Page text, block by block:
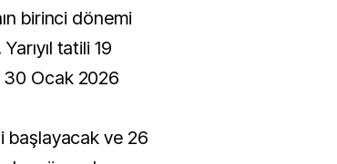
birinci dönemi
tatili 19
Ocak 2026
başlayacak ve 26